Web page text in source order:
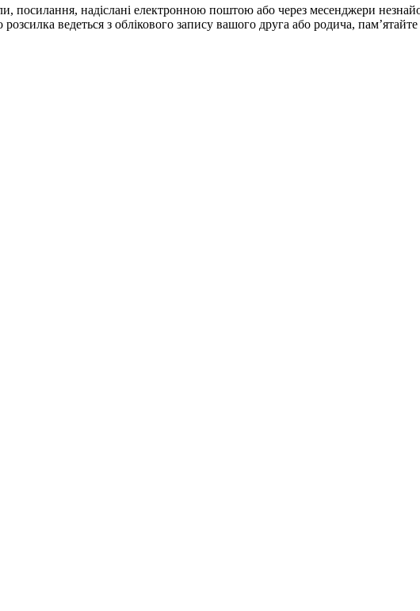
посилання, надіслані електронною поштою або через месенджери
розсилка ведеться з облікового запису вашого друга або родича,